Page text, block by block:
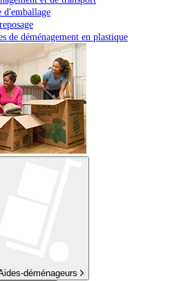
d'emballage
de déménagement en plastique
déménageurs